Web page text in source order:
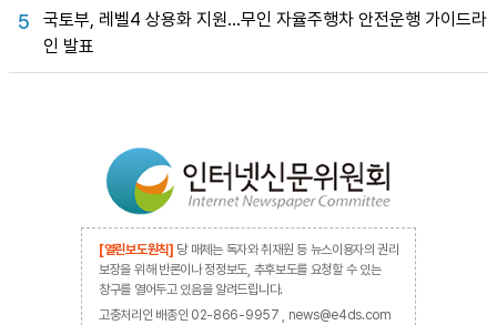
5
국토부, 레벨4 상용화 지원…무인 자율주행차 안전운행 가이드라
인 발표
[열린보도원칙] 당 매체는 독자와 취재원 등 뉴스이용자의 권리
보장을 위해 반론이나 정정보도, 추후보도를 요청할 수 있는
창구를 열어두고 있음을 알려드립니다.
고충처리인 배종인 02-866-9957 , news@e4ds.com